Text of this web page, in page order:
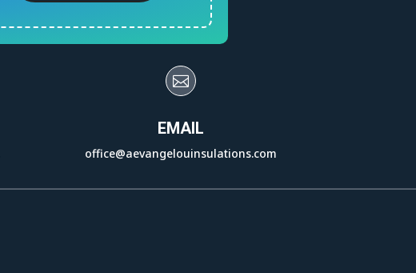

EMAIL
office@aevangelouinsulations.com